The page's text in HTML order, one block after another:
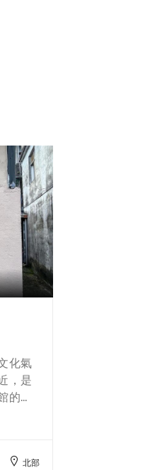
化氣
，是
的步
他們
頭，北部